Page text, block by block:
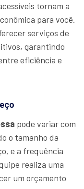
tornam a
para você.
serviços de
garantindo
eficiência e
pode variar com
o tamanho da
e a frequência
realiza uma
um orçamento